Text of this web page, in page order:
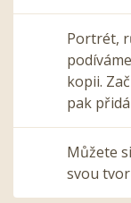
Portrét,
kopii.
pak
Můžete
svou